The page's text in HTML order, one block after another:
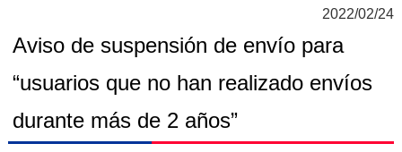
2022/02/24
Aviso de suspensión de envío para
“usuarios que no han realizado envíos
durante más de 2 años”